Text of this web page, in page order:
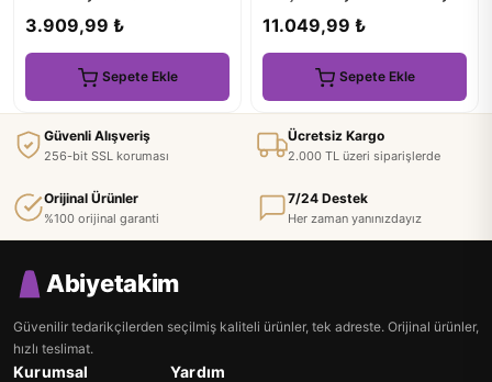
3.909,99 ₺
Sepete Ekle
11.049,99 ₺
Sepete Ekle
Güvenli Alışveriş
256-bit SSL koruması
Ücretsiz Kargo
2.000 TL üzeri siparişlerde
Orijinal Ürünler
%100 orijinal garanti
7/24 Destek
Her zaman yanınızdayız
Abiyetakim
Güvenilir tedarikçilerden seçilmiş kaliteli ürünler, tek adreste. Orijinal ürünler,
hızlı teslimat.
Kurumsal Yardım